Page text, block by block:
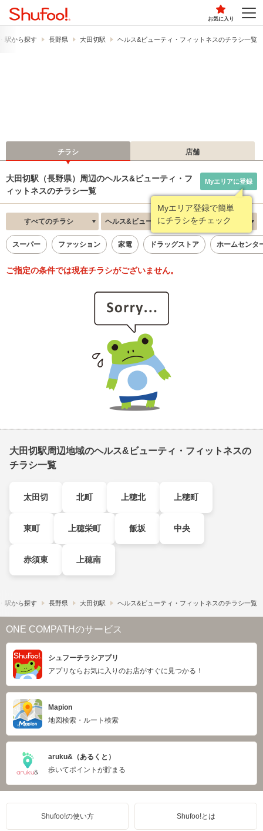
お気に入り
駅から探す 長野県 大田切駅 ヘルス&ビューティ・フィットネスのチラシ一覧
チラシ 店舗
大田切駅（長野県）周辺のヘルス&ビューティ・フ
ィットネスのチラシ一覧
Myエリア登録で簡単
にチラシをチェック
Myエリアに登録
すべてのチラシ ヘルス&ビューティ・フィットネス 新着順
スーパー ファッション 家電 ドラッグストア ホームセンタ
ご指定の条件では現在チラシがございません。
大田切駅周辺地域のヘルス&ビューティ・フィットネスの
チラシ一覧
太田切 北町 上穂北 上穂町
東町 上穂栄町 飯坂 中央
赤須東 上穂南
駅から探す 長野県 大田切駅 ヘルス&ビューティ・フィットネスのチラシ一覧
ONE COMPATHのサービス
シュフーチラシアプリ
アプリならお気に入りのお店がすぐに見つかる！
Mapion
地図検索・ルート検索
aruku&（あるくと）
歩いてポイントが貯まる
Shufoo!の使い方 Shufoo!とは